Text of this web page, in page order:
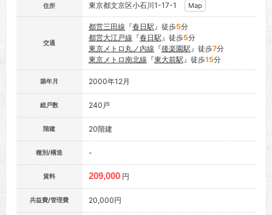
住所 東京都文京区小石川1-17-1 Map
交通
都営三田線 『春日駅』徒歩5分
都営大江戸線 『春日駅』徒歩5分
東京メトロ丸ノ内線 『後楽園駅』徒歩7分
東京メトロ南北線 『東大前駅』徒歩15分
築年月 2000年12月
総戸数 240戸
階建 20階建
種別/構造 -
賃料 209,000 円
共益費/管理費 20,000円